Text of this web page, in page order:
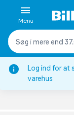
Log ind for at
varehus
Menu
Bleer & tilbehør
BLEBUKSER